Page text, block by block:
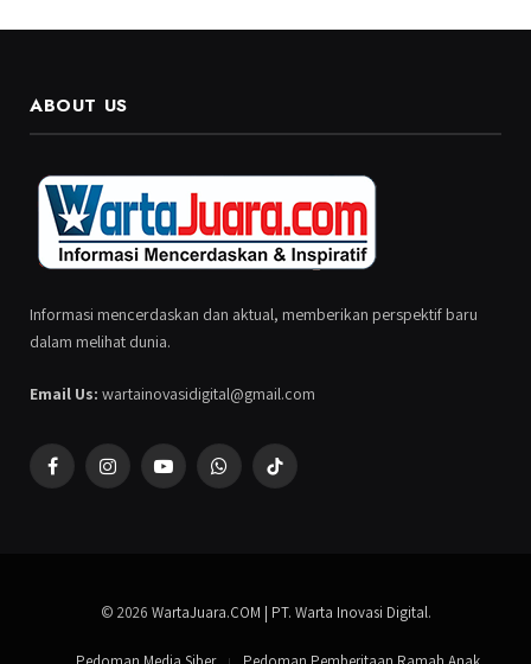
ABOUT US
Informasi mencerdaskan dan aktual, memberikan perspektif baru
dalam melihat dunia.
Email Us: wartainovasidigital@gmail.com
FacebookInstagramYouTubeWhatsAppTikTok
© 2026 WartaJuara.COM | PT. Warta Inovasi Digital.